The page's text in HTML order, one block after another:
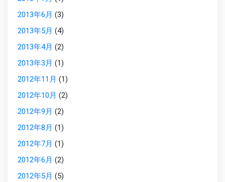
2013年6月 (3)
2013年5月 (4)
2013年4月 (2)
2013年3月 (1)
2012年11月 (1)
2012年10月 (2)
2012年9月 (2)
2012年8月 (1)
2012年7月 (1)
2012年6月 (2)
2012年5月 (5)